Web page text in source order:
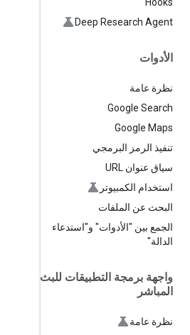
Deep Research Agent
الأدوات
نظرة عامة
Google Search
Google Maps
تنفيذ الرمز البرمجي
سياق عنوان URL
استخدام الكمبيوتر
البحث عن الملفات
الجمع بين "الأدوات" و"استدعاء
الدالة"
واجهة برمجة التطبيقات للبث
المباشر
نظرة عامة
brown sugar
dry